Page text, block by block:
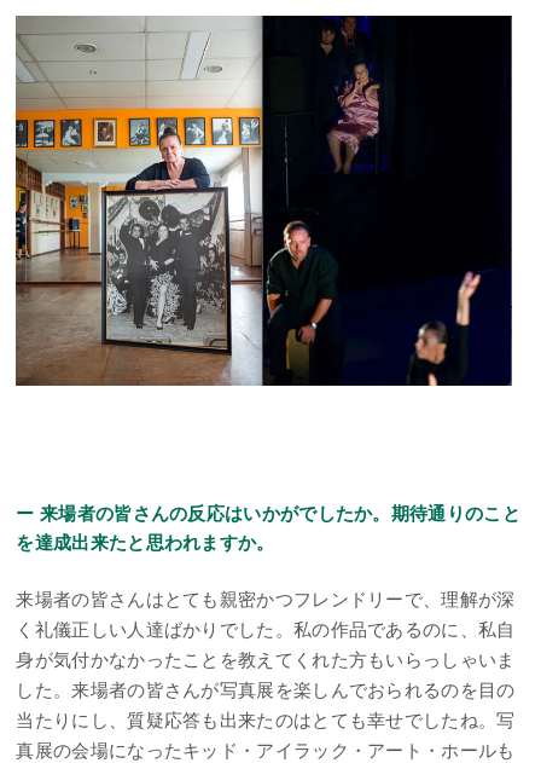
ー 来場者の皆さんの反応はいかがでしたか。期待通りのこと
を達成出来たと思われますか。
来場者の皆さんはとても親密かつフレンドリーで、理解が深
く礼儀正しい人達ばかりでした。私の作品であるのに、私自
身が気付かなかったことを教えてくれた方もいらっしゃいま
した。来場者の皆さんが写真展を楽しんでおられるのを目の
当たりにし、質疑応答も出来たのはとても幸せでしたね。写
真展の会場になったキッド・アイラック・アート・ホールも